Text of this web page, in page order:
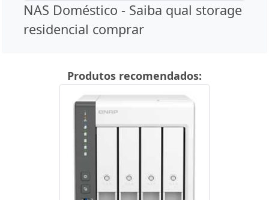
NAS Doméstico - Saiba qual storage
residencial comprar
Produtos recomendados: